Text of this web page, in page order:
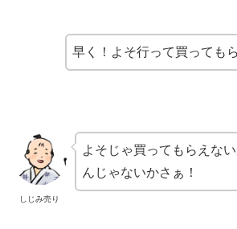
早く！よそ行って買っても
しじみ売り
よそじゃ買ってもらえな
んじゃないかさぁ！